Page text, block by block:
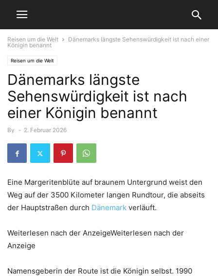
Reisen um die Welt
Dänemarks längste Sehenswürdigkeit ist nach einer
Königin benannt
Reisen um die Welt
Dänemarks längste
Sehenswürdigkeit ist nach
einer Königin benannt
By - 2. Februar 2026
Eine Margeritenblüte auf braunem Untergrund weist den
Weg auf der 3500 Kilometer langen Rundtour, die abseits
der Hauptstraßen durch Dänemark verläuft.
Weiterlesen nach der AnzeigeWeiterlesen nach der
Anzeige
Namensgeberin der Route ist die Königin selbst. 1990